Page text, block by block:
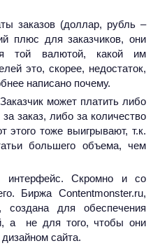
заказов (доллар, рубль –
плюс для заказчиков, они
той валютой, какой им
это, скорее, недостаток,
написано почему.
может платить либо
заказ, либо за количество
этого тоже выигрывают, т.к.
большего объема, чем
интерфейс. Скромно и со
Биржа Contentmonster.ru,
для обеспечения
а не для того, чтобы они
сайта.